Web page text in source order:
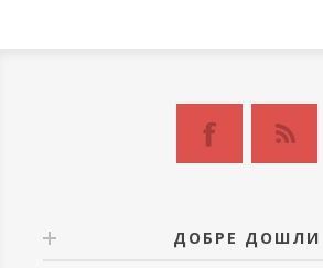
ДОБРЕ ДОШЛИ